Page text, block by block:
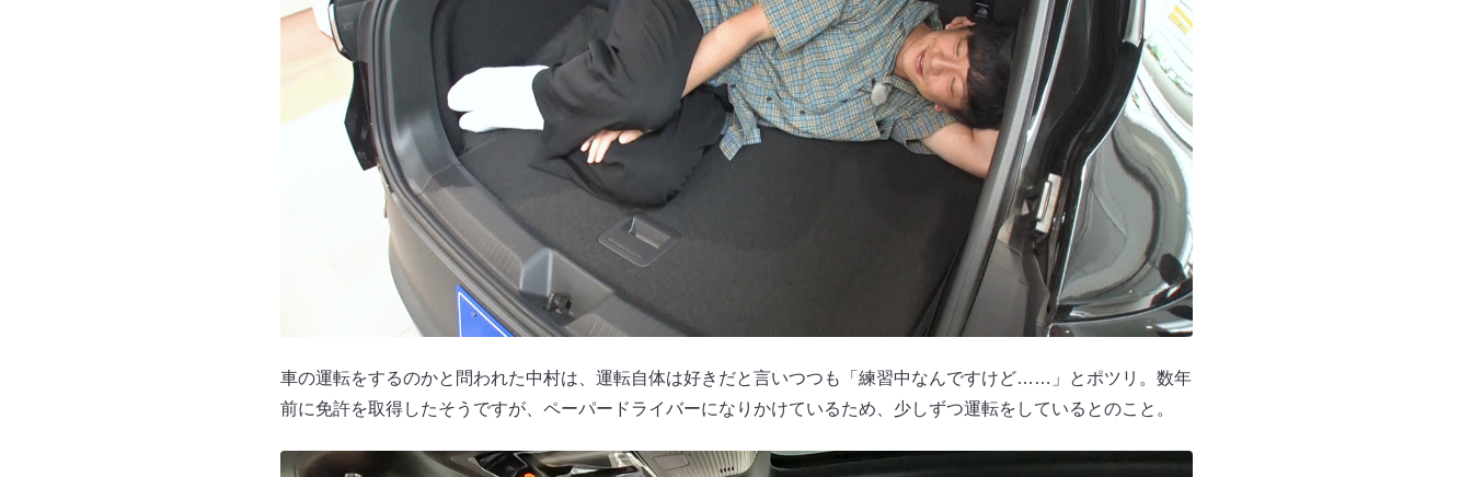
車の運転をするのかと問われた中村は、運転自体は好きだと言いつつも「練習中なんですけど……」とポツリ。数年
前に免許を取得したそうですが、ペーパードライバーになりかけているため、少しずつ運転をしているとのこと。